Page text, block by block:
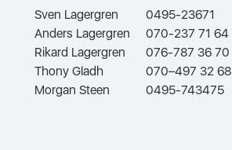
Sven Lagergren
0495-23671
Anders Lagergren
070-237 71 64
Rikard Lagergren
076-787 36 70
Thony Gladh
070–497 32 68
Morgan Steen
0495-743475